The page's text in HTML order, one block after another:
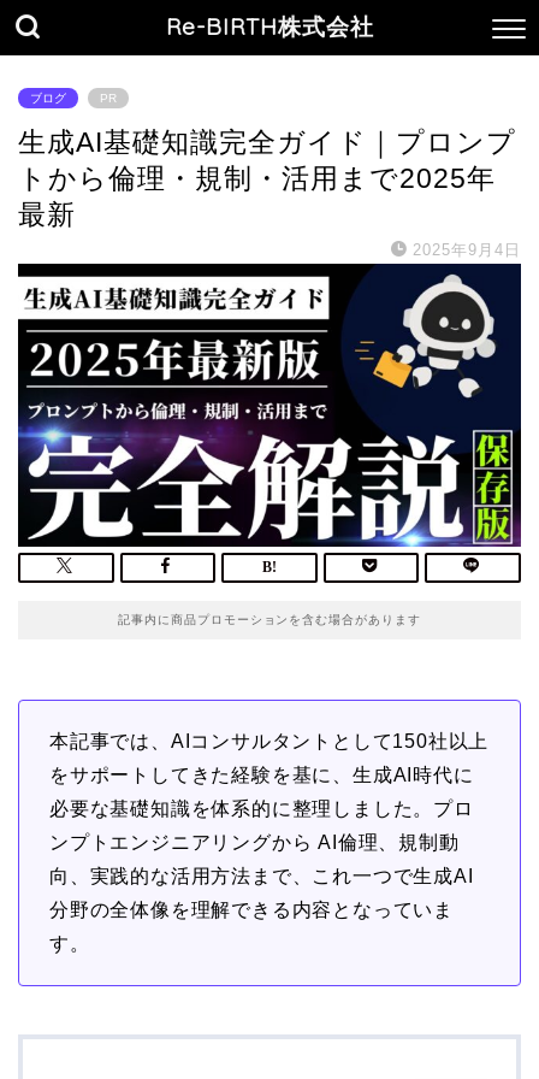
Re-BIRTH株式会社
ブログ PR
生成AI基礎知識完全ガイド｜プロンプ
トから倫理・規制・活用まで2025年
最新
2025年9月4日
記事内に商品プロモーションを含む場合があります
本記事では、AIコンサルタントとして150社以上
をサポートしてきた経験を基に、生成AI時代に
必要な基礎知識を体系的に整理しました。プロ
ンプトエンジニアリングから AI倫理、規制動
向、実践的な活用方法まで、これ一つで生成AI
分野の全体像を理解できる内容となっていま
す。